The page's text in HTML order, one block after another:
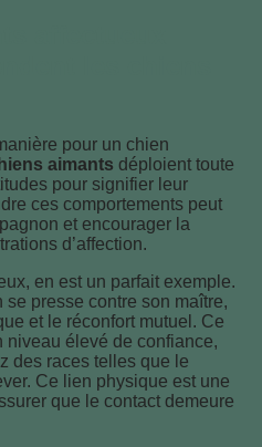
pour un chien
aimants déploient toute
pour signifier leur
ces comportements peut
et encourager la
d’affection.
en est un parfait exemple.
se presse contre son maître,
et le réconfort mutuel. Ce
niveau élevé de confiance,
des races telles que le
Ce lien physique est une
que le contact demeure